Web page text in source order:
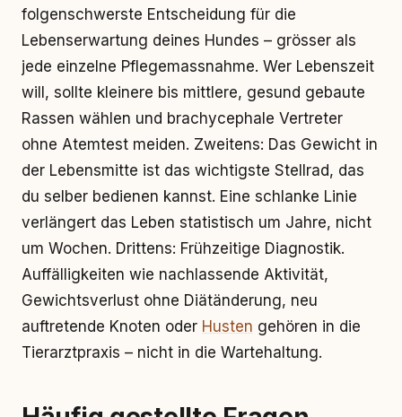
folgenschwerste Entscheidung für die
Lebenserwartung deines Hundes – grösser als
jede einzelne Pflegemassnahme. Wer Lebenszeit
will, sollte kleinere bis mittlere, gesund gebaute
Rassen wählen und brachycephale Vertreter
ohne Atemtest meiden. Zweitens: Das Gewicht in
der Lebensmitte ist das wichtigste Stellrad, das
du selber bedienen kannst. Eine schlanke Linie
verlängert das Leben statistisch um Jahre, nicht
um Wochen. Drittens: Frühzeitige Diagnostik.
Auffälligkeiten wie nachlassende Aktivität,
Gewichtsverlust ohne Diätänderung, neu
auftretende Knoten oder Husten gehören in die
Tierarztpraxis – nicht in die Wartehaltung.